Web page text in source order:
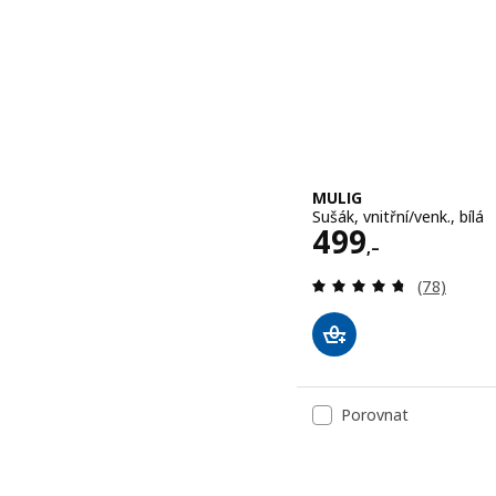
MULIG
Sušák, vnitřní/venk., bílá
499,–
Cena 499,–
Recenze:
(78)
Porovnat